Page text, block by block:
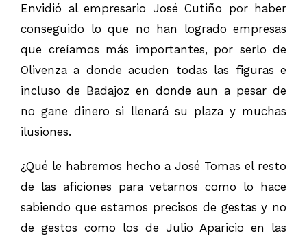
Envidió al empresario José Cutiño por haber
conseguido lo que no han logrado empresas
que creíamos más importantes, por serlo de
Olivenza a donde acuden todas las figuras e
incluso de Badajoz en donde aun a pesar de
no gane dinero si llenará su plaza y muchas
ilusiones.
¿Qué le habremos hecho a José Tomas el resto
de las aficiones para vetarnos como lo hace
sabiendo que estamos precisos de gestas y no
de gestos como los de Julio Aparicio en las